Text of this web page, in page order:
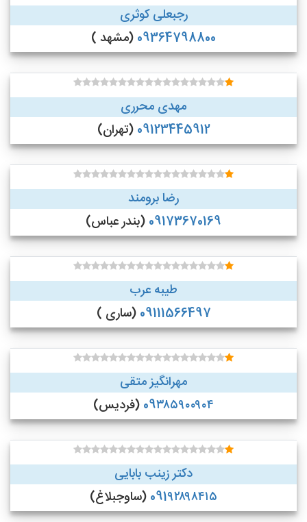
رجبعلی کوثری
09364798800 (مشهد )
مهدی محرری
09123445912 (تهران)
رضا برومند
09173670169 (بندر عباس)
طیبه عرب
09111566497 (ساری )
مهرانگیز متقی
09۳۸۵۹۰۰۹۰۴ (فردیس)
دکتر زینب بابایی
091۹۲۸۹۸۴۱۵ (ساوجبلاغ)